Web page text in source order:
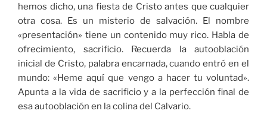
hemos dicho, una fiesta de Cristo antes que cualquier
otra cosa. Es un misterio de salvación. El nombre
«presentación» tiene un contenido muy rico. Habla de
ofrecimiento, sacrificio. Recuerda la autooblación
inicial de Cristo, palabra encarnada, cuando entró en el
mundo: «Heme aquí que vengo a hacer tu voluntad».
Apunta a la vida de sacrificio y a la perfección final de
esa autooblación en la colina del Calvario.